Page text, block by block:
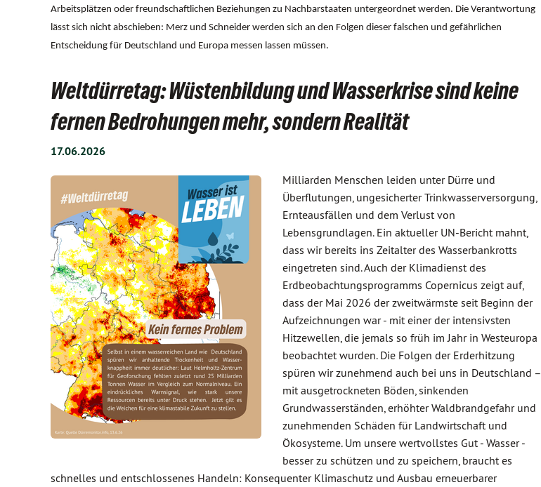
Arbeitsplätzen oder freundschaftlichen Beziehungen zu Nachbarstaaten untergeordnet werden. Die Verantwortung
lässt sich nicht abschieben: Merz und Schneider werden sich an den Folgen dieser falschen und gefährlichen
Entscheidung für Deutschland und Europa messen lassen müssen.
Weltdürretag: Wüstenbildung und Wasserkrise sind keine
fernen Bedrohungen mehr, sondern Realität
17.06.2026
Milliarden Menschen leiden unter Dürre und
Überflutungen, ungesicherter Trinkwasserversorgung,
Ernteausfällen und dem Verlust von
Lebensgrundlagen. Ein aktueller UN-Bericht mahnt,
dass wir bereits ins Zeitalter des Wasserbankrotts
eingetreten sind. Auch der Klimadienst des
Erdbeobachtungsprogramms Copernicus zeigt auf,
dass der Mai 2026 der zweitwärmste seit Beginn der
Aufzeichnungen war - mit einer der intensivsten
Hitzewellen, die jemals so früh im Jahr in Westeuropa
beobachtet wurden. Die Folgen der Erderhitzung
spüren wir zunehmend auch bei uns in Deutschland –
mit ausgetrockneten Böden, sinkenden
Grundwasserständen, erhöhter Waldbrandgefahr und
zunehmenden Schäden für Landwirtschaft und
Ökosysteme. Um unsere wertvollstes Gut - Wasser -
besser zu schützen und zu speichern, braucht es
schnelles und entschlossenes Handeln: Konsequenter Klimaschutz und Ausbau erneuerbarer